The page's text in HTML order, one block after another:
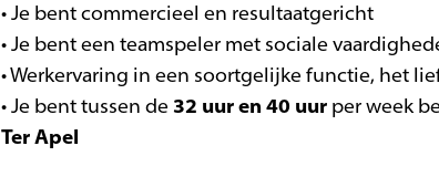
• Je bent commercieel en resultaatgericht
• Je bent een teamspeler met sociale
• Werkervaring in een soortgelijke functie, het
• Je bent tussen de 32 uur en 40 uur per week
Ter Apel